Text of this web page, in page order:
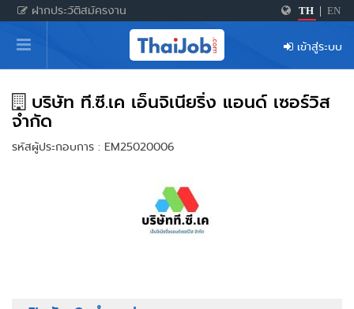
ฝากประวัติสมัครงาน TH EN
หน้าหลัก
ผู้สมัครงาน: เข้าสู่ระบบ
ฝากประวัติสมัครงาน
เกร็ดความรู้
เข้าสู่ระบบ
บริษัท ที.ซี.เค เอ็นจิเนียริ่ง แอนด์ เซอร์วิส
จำกัด
รหัสผู้ประกอบการ : EM25020006